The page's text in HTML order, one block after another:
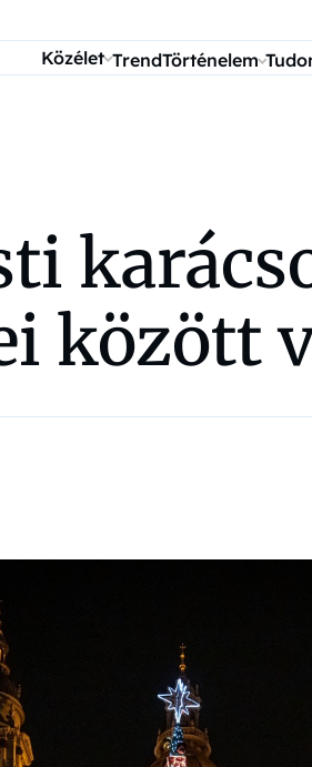
Közélet TrendTörténelem
között